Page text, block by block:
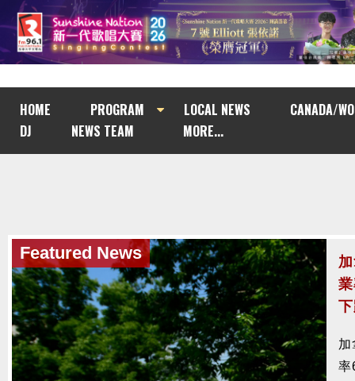
HOME PROGRAM LOCAL NEWS
CANADA/
DJ
NEWS TEAM MORE...
Featured News
率
Featured News
捕